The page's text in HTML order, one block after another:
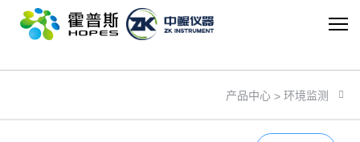
teenmommadness
产品中心 > 环境监测